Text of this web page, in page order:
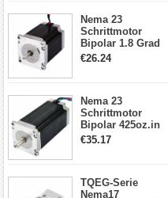
Nema 23
Schrittmotor
Bipolar 1.8 Grad
1.9Nm 3A 3.36V 4
€26.24
Nema 23
Schrittmotor
Bipolar 425oz.in
4.2A 57x57x114mm
€35.17
TQEG-Serie
Nema17